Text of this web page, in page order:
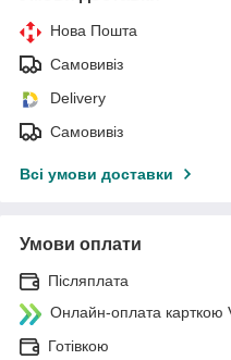
Нова Пошта
Самовивіз
Delivery
Самовивіз
Всі умови доставки
Умови оплати
Післяплата
Онлайн-оплата карткою
Готівкою